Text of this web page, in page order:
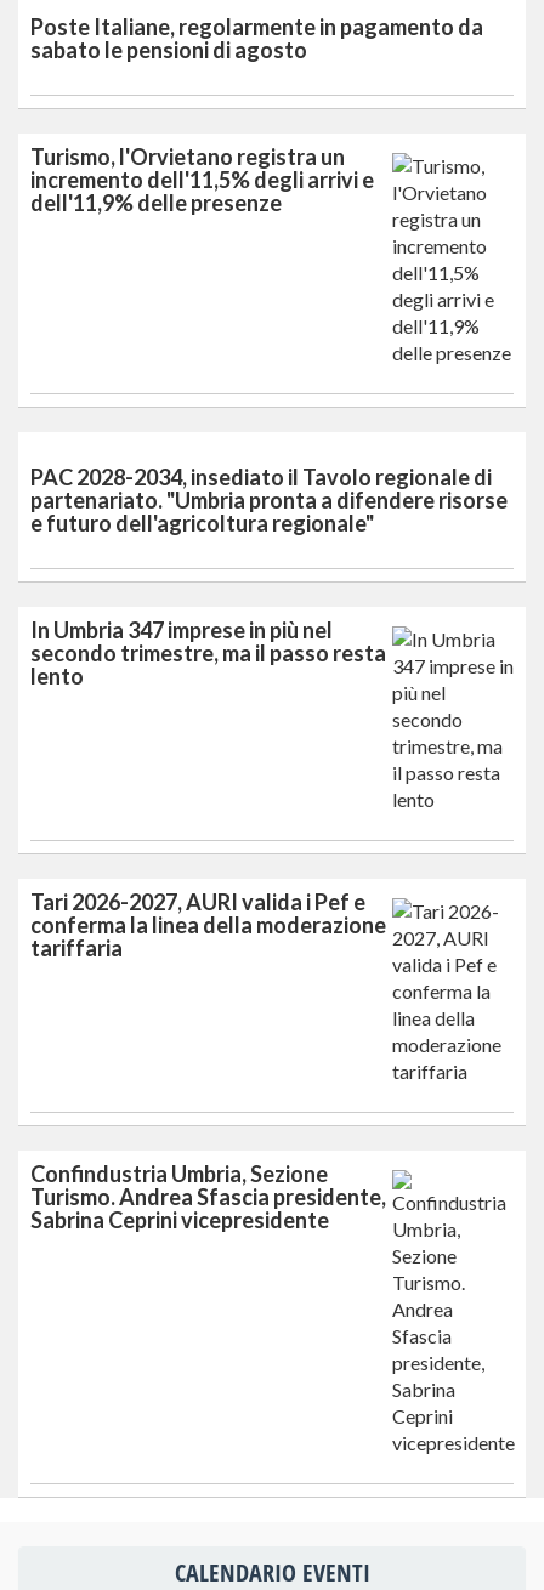
Poste Italiane, regolarmente in pagamento da
sabato le pensioni di agosto
Turismo, l'Orvietano registra un
incremento dell'11,5% degli arrivi e
dell'11,9% delle presenze
PAC 2028-2034, insediato il Tavolo regionale di
partenariato. "Umbria pronta a difendere risorse
e futuro dell'agricoltura regionale"
In Umbria 347 imprese in più nel
secondo trimestre, ma il passo resta
lento
Tari 2026-2027, AURI valida i Pef e
conferma la linea della moderazione
tariffaria
Confindustria Umbria, Sezione
Turismo. Andrea Sfascia presidente,
Sabrina Ceprini vicepresidente
CALENDARIO EVENTI